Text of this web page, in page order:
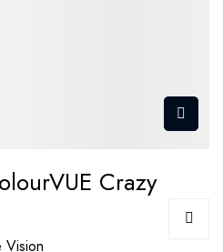
Crazy